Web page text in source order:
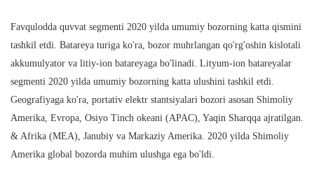
Favqulodda quvvat segmenti 2020 yilda umumiy bozorning katta qismini
tashkil etdi. Batareya turiga ko'ra, bozor muhrlangan qo'rg'oshin kislotali
akkumulyator va litiy-ion batareyaga bo'linadi. Lityum-ion batareyalar
segmenti 2020 yilda umumiy bozorning katta ulushini tashkil etdi.
Geografiyaga ko'ra, portativ elektr stantsiyalari bozori asosan Shimoliy
Amerika, Evropa, Osiyo Tinch okeani (APAC), Yaqin Sharqqa ajratilgan.
& Afrika (MEA), Janubiy va Markaziy Amerika. 2020 yilda Shimoliy
Amerika global bozorda muhim ulushga ega bo'ldi.